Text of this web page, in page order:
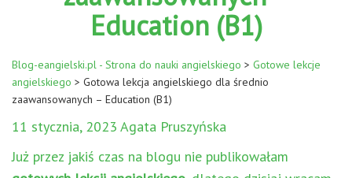
Education (B1)
Blog-eangielski.pl - Strona do nauki angielskiego > Gotowe lekcje
angielskiego > Gotowa lekcja angielskiego dla średnio
zaawansowanych – Education (B1)
11 stycznia, 2023 Agata Pruszyńska
Już przez jakiś czas na blogu nie publikowałam